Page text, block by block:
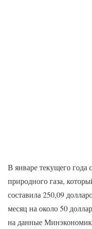
В январе текущего года
природного газа,
составила 250,09
месяц на около 50
на данные